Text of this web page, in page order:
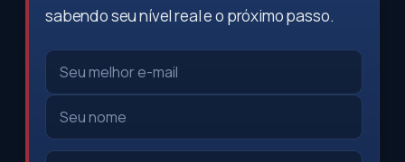
sabendo seu nível real e o próximo passo.